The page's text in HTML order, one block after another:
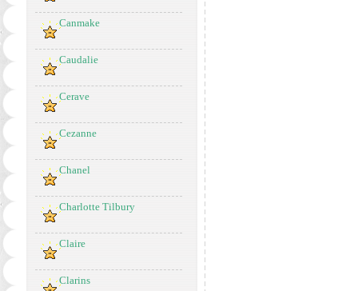
Canmake
Caudalie
Cerave
Cezanne
Chanel
Charlotte Tilbury
Claire
Clarins